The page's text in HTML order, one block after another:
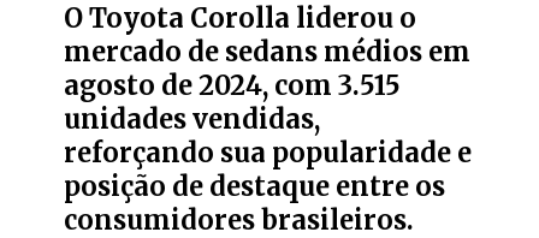
O Toyota Corolla liderou o
mercado de sedans médios em
agosto de 2024, com 3.515
unidades vendidas,
reforçando sua popularidade e
posição de destaque entre os
consumidores brasileiros.